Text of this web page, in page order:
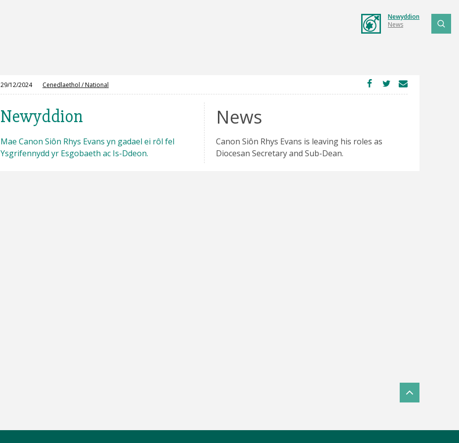
Newyddion
News
29/12/2024 Cenedlaethol /National
Newyddion
Mae Canon Siôn Rhys Evans yn gadael ei rôl fel
Ysgrifennydd yr Esgobaeth ac Is-Ddeon.
News
Canon Siôn Rhys Evans is leaving his roles as
Diocesan Secretary and Sub-Dean.